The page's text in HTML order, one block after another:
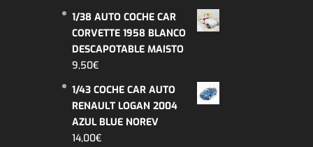
1/38 AUTO COCHE CAR
CORVETTE 1958 BLANCO
DESCAPOTABLE MAISTO
9,50€
1/43 COCHE CAR AUTO
RENAULT LOGAN 2004
AZUL BLUE NOREV
14,00€